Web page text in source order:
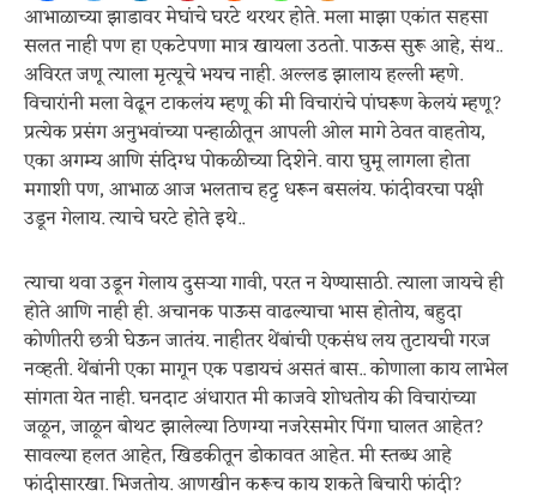
आभाळाच्या झाडावर मेघांचे घरटे थरथर होते. मला माझा एकांत सहसा
सलत नाही पण हा एकटेपणा मात्र खायला उठतो. पाऊस सुरू आहे, संथ..
अविरत जणू त्याला मृत्यूचे भयच नाही. अल्लड झालाय हल्ली म्हणे.
विचारांनी मला वेढून टाकलंय म्हणू की मी विचारांचे पांघरूण केलयं म्हणू?
प्रत्येक प्रसंग अनुभवांच्या पन्हाळीतून आपली ओल मागे ठेवत वाहतोय,
एका अगम्य आणि संदिग्ध पोकळीच्या दिशेने. वारा घुमू लागला होता
मगाशी पण, आभाळ आज भलताच हट्ट धरून बसलंय. फांदीवरचा पक्षी
उडून गेलाय. त्याचे घरटे होते इथे..
त्याचा थवा उडून गेलाय दुसऱ्या गावी, परत न येण्यासाठी. त्याला जायचे ही
होते आणि नाही ही. अचानक पाऊस वाढल्याचा भास होतोय, बहुदा
कोणीतरी छत्री घेऊन जातंय. नाहीतर थेंबांची एकसंध लय तुटायची गरज
नव्हती. थेंबांनी एका मागून एक पडायचं असतं बास.. कोणाला काय लाभेल
सांगता येत नाही. घनदाट अंधारात मी काजवे शोधतोय की विचारांच्या
जळून, जाळून बोथट झालेल्या ठिणग्या नजरेसमोर पिंगा घालत आहेत?
सावल्या हलत आहेत, खिडकीतून डोकावत आहेत. मी स्तब्ध आहे
फांदीसारखा. भिजतोय. आणखीन करूच काय शकते बिचारी फांदी?